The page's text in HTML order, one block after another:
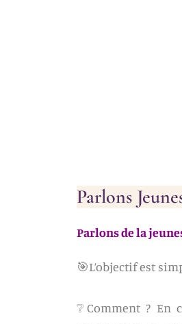
Parlons
Parlons de la
🎯L’objectif est
❔Comment ? En